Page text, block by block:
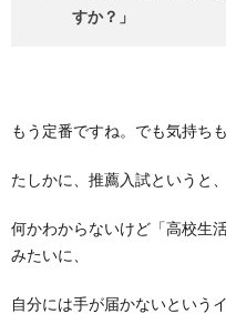
すか？」
もう定番ですね。でも気持ち
たしかに、推薦入試というと、
何かわからないけど「高校生
みたいに、
自分には手が届かないという